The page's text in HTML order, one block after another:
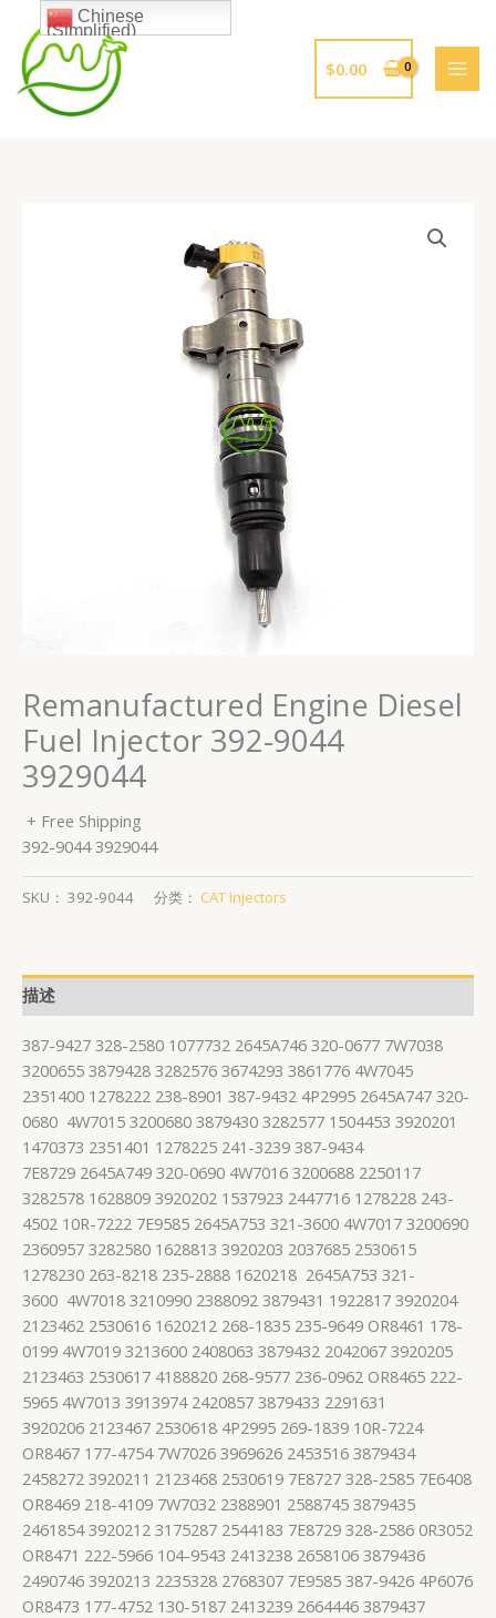
$0.00
Remanufactured Engine Diesel
Fuel Injector 392-9044
3929044
+ Free Shipping
392-9044 3929044
SKU： 392-9044 分类： CAT Injectors
描述
387-9427 328-2580 1077732 2645A746 320-0677 7W7038
3200655 3879428 3282576 3674293 3861776 4W7045
2351400 1278222 238-8901 387-9432 4P2995 2645A747 320-
0680 4W7015 3200680 3879430 3282577 1504453 3920201
1470373 2351401 1278225 241-3239 387-9434
7E8729 2645A749 320-0690 4W7016 3200688 2250117
3282578 1628809 3920202 1537923 2447716 1278228 243-
4502 10R-7222 7E9585 2645A753 321-3600 4W7017 3200690
2360957 3282580 1628813 3920203 2037685 2530615
1278230 263-8218 235-2888 1620218 2645A753 321-
3600 4W7018 3210990 2388092 3879431 1922817 3920204
2123462 2530616 1620212 268-1835 235-9649 OR8461 178-
0199 4W7019 3213600 2408063 3879432 2042067 3920205
2123463 2530617 4188820 268-9577 236-0962 OR8465 222-
5965 4W7013 3913974 2420857 3879433 2291631
3920206 2123467 2530618 4P2995 269-1839 10R-7224
OR8467 177-4754 7W7026 3969626 2453516 3879434
2458272 3920211 2123468 2530619 7E8727 328-2585 7E6408
OR8469 218-4109 7W7032 2388901 2588745 3879435
2461854 3920212 3175287 2544183 7E8729 328-2586 0R3052
OR8471 222-5966 104-9543 2413238 2658106 3879436
2490746 3920213 2235328 2768307 7E9585 387-9426 4P6076
OR8473 177-4752 130-5187 2413239 2664446 3879437
Chinese
(Simplified)